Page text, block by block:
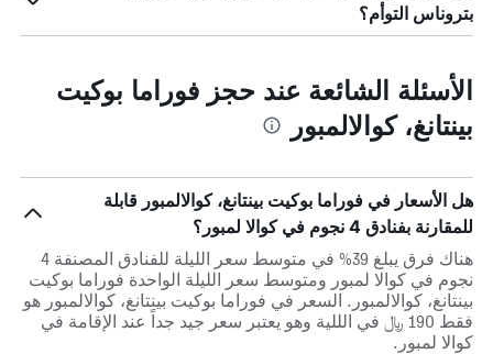
بتروناس التوأم؟
الأسئلة الشائعة عند حجز فوراما بوكيت
بينتانغ، كوالالمبور
هل الأسعار في فوراما بوكيت بينتانغ، كوالالمبور قابلة
للمقارنة بفنادق 4 نجوم في كوالا لمبور؟
هناك فرق يبلغ 39% في متوسط ​​سعر الليلة للفنادق المصنفة 4
نجوم في كوالا لمبور ومتوسط ​​سعر الليلة الواحدة فوراما بوكيت
بينتانغ، كوالالمبور. السعر في فوراما بوكيت بينتانغ، كوالالمبور هو
فقط 190 ﷼ في الللية وهو يعتبر سعر جيد جداً عند الإقامة في
كوالا لمبور.